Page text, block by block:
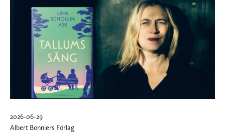
2026-06-29
Albert Bonniers Förlag